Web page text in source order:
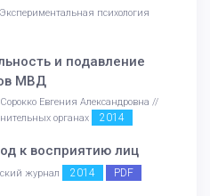
психология
и подавление
МВД
Евгения Александровна //
органах
2014
к восприятию лиц
журнал 2014 PDF